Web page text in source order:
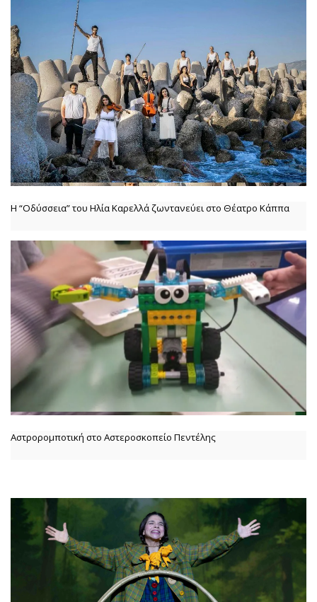
Η “Οδύσσεια” του Ηλία Καρελλά ζωντανεύει στο Θέατρο Κάππα
Αστρορομποτική στο Αστεροσκοπείο Πεντέλης